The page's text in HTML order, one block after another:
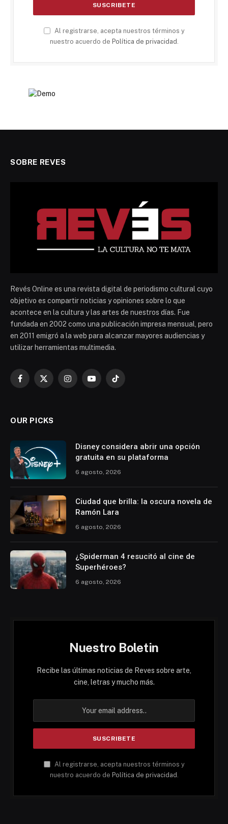
Al registrarse, acepta nuestros términos y
nuestro acuerdo de Política de privacidad
SOBRE REVES
Revés Online es una revista digital de periodismo cultural cuyo
objetivo es compartir noticias y opiniones sobre lo que
acontece en la cultura y las artes de nuestros días. Fue
fundada en 2002 como una publicación impresa mensual, pero
en 2011 emigró a la web para alcanzar mayores audiencias y
utilizar herramientas multimedia.
Facebook
X
InstagramYouTubeTikTok
OUR PICKS
Disney considera abrir una opción
gratuita en su plataforma
6 agosto, 2026
Ciudad que brilla: la oscura novela de
Ramón Lara
6 agosto, 2026
¿Spiderman 4 resucitó al cine de
Superhéroes?
6 agosto, 2026
Nuestro Boletin
Recibe las últimas noticias de Reves sobre arte,
cine, letras y mucho más.
Al registrarse, acepta nuestros términos y
nuestro acuerdo de Política de privacidad .